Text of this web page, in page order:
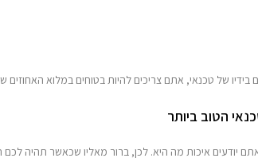
של טכנאי, אתם צריכים להיות בטוחים במלוא האחוזים
הטוב ביותר
יודעים איכות מה היא. לכן, ברור מאליו שכאשר תהיה